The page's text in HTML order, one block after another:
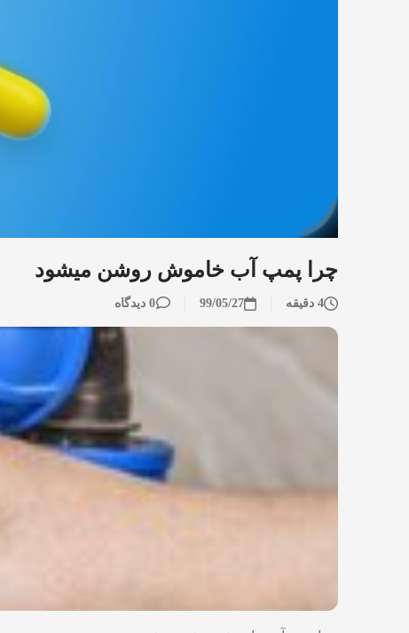
چرا پمپ آب خاموش روشن میشود
4 دقیقه 99/05/27 0 دیدگاه